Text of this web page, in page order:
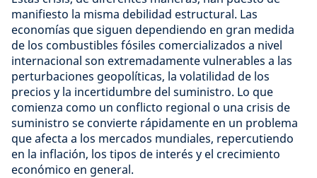
manifiesto la misma debilidad estructural. Las
economías que siguen dependiendo en gran medida
de los combustibles fósiles comercializados a nivel
internacional son extremadamente vulnerables a las
perturbaciones geopolíticas, la volatilidad de los
precios y la incertidumbre del suministro. Lo que
comienza como un conflicto regional o una crisis de
suministro se convierte rápidamente en un problema
que afecta a los mercados mundiales, repercutiendo
en la inflación, los tipos de interés y el crecimiento
económico en general.